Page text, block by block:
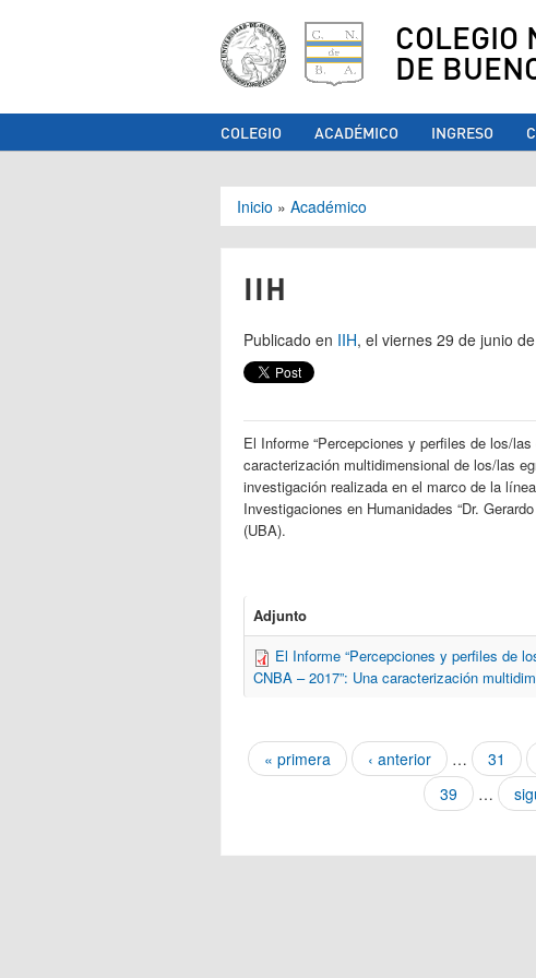
COLEGIO
DE
COLEGIO ACADÉMICO INGRESO
Se encuentra usted
Inicio » Académico
IIH
Publicado en IIH, el viernes 29 de junio
El Informe “Percepciones y perfiles de los/
caracterización multidimensional de los/las
investigación realizada en el marco de la
Investigaciones en Humanidades “Dr.
(UBA).
Adjunto
El Informe “Percepciones y perfiles de
CNBA – 2017”: Una caracterización
Páginas
« primera ‹ anterior … 31
39
…